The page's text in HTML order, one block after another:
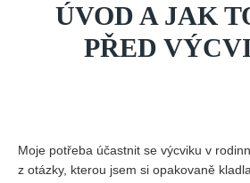
ÚVOD A JAK
PŘED
Moje potřeba účastnit se výcviku v
z otázky, kterou jsem si opakovaně